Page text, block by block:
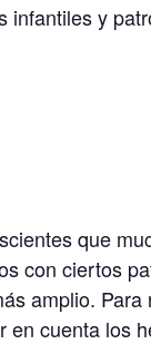
infantiles y
que
con ciertos
amplio.
cuenta los